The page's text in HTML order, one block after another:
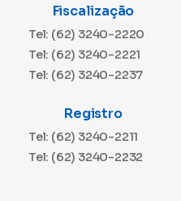
Fiscalização
Tel: (62) 3240-2220
Tel: (62) 3240-2221
Tel: (62) 3240-2237
Registro
Tel: (62) 3240-2211
Tel: (62) 3240-2232